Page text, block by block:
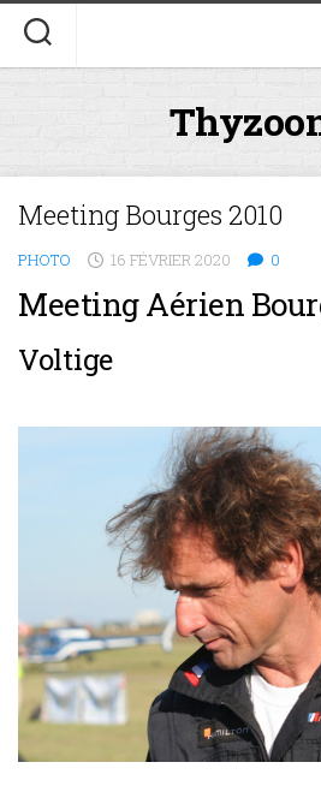
Skip
content
Meeting Bourges 2010
PHOTO 16 FÉVRIER 2020 0
Meeting Aérien
Voltige